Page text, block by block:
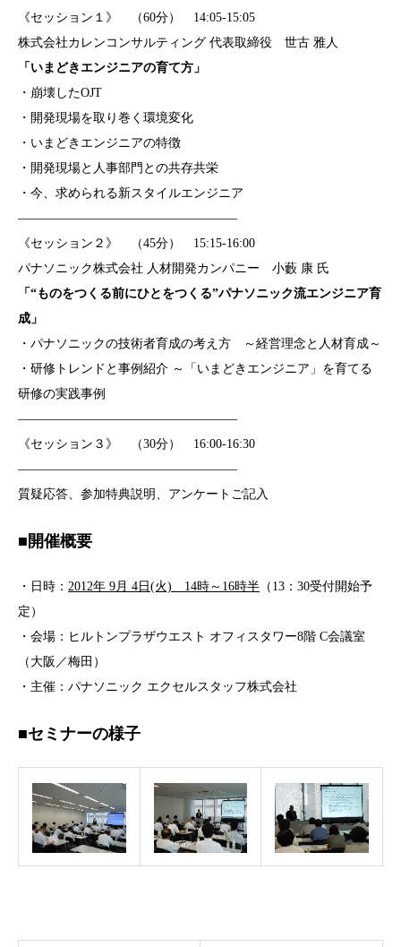
《セッション１》 （60分） 14:05-15:05
株式会社カレンコンサルティング 代表取締役 世古 雅人
「いまどきエンジニアの育て方」
・崩壊したOJT
・開発現場を取り巻く環境変化
・いまどきエンジニアの特徴
・開発現場と人事部門との共存共栄
・今、求められる新スタイルエンジニア
—————————————————–
《セッション２》 （45分） 15:15‐16:00
パナソニック株式会社 人材開発カンパニー 小藪 康 氏
「“ものをつくる前にひとをつくる”パナソニック流エンジニア育
成」
・パナソニックの技術者育成の考え方 ～経営理念と人材育成～
・研修トレンドと事例紹介 ～「いまどきエンジニア」を育てる
研修の実践事例
—————————————————–
《セッション３》 （30分） 16:00‐16:30
—————————————————–
質疑応答、参加特典説明、アンケートご記入
■開催概要
・日時： 2012年 9月 4日(火) 14時～16時半 （13：30受付開始予
定）
・会場：ヒルトンプラザウエスト オフィスタワー8階 C会議室
（大阪／梅田）
・主催：パナソニック エクセルスタッフ株式会社
■セミナーの様子